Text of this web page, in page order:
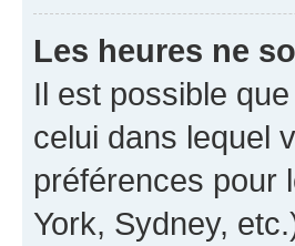
Les heures ne
Il est possible
celui dans lequel
préférences pour
York, Sydney,